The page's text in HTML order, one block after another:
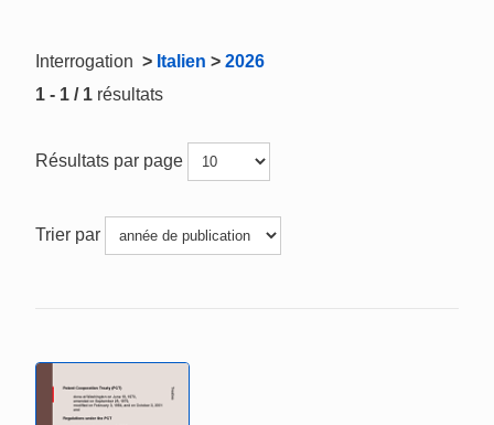
Interrogation > Italien > 2026
1 - 1 / 1 résultats
Résultats par page
Trier par